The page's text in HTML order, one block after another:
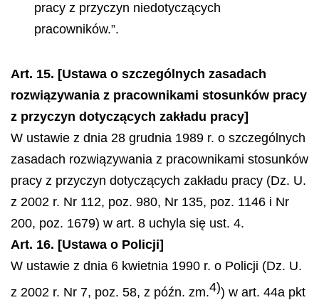
pracy z przyczyn niedotyczących
pracowników.”.
Art. 15. [Ustawa o szczególnych zasadach
rozwiązywania z pracownikami stosunków pracy
z przyczyn dotyczących zakładu pracy]
W ustawie z dnia 28 grudnia 1989 r. o szczególnych
zasadach rozwiązywania z pracownikami stosunków
pracy z przyczyn dotyczących zakładu pracy (Dz. U.
z 2002 r. Nr 112, poz. 980, Nr 135, poz. 1146 i Nr
200, poz. 1679) w art. 8 uchyla się ust. 4.
Art. 16. [Ustawa o Policji]
W ustawie z dnia 6 kwietnia 1990 r. o Policji (Dz. U.
z 2002 r. Nr 7, poz. 58, z późn. zm.4)) w art. 44a pkt